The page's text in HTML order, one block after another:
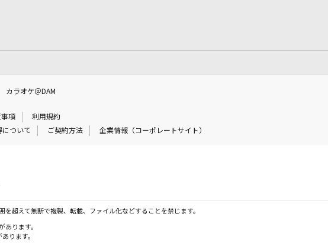
カラオケ＠DAM
項
利用規約
について ご契約方法 企業情報（コーポレートサイト）
超えて無断で複製、転載、ファイル化などすることを禁じます。
あります。
ります。